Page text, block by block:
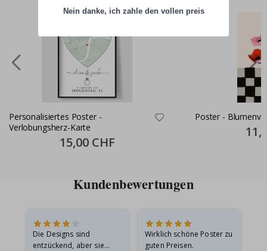
Personalisiertes Poster -
Verlobungsherz-Karte
Special
Price
15,00 CHF
Poster -
Price
Kundenbewertungen
Die Designs sind
entzückend, aber sie
Wirklich schöne Poster zu
guten Preisen.
Nein danke, ich zahle den vollen preis